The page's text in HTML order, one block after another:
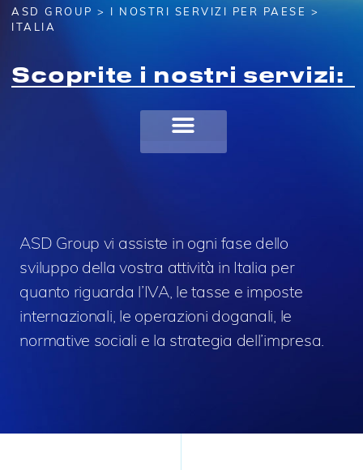
ASD GROUP > I NOSTRI SERVIZI PER PAESE >
ITALIA
Scoprite i nostri servizi:
ASD Group vi assiste in ogni fase dello
sviluppo della vostra attività in Italia per
quanto riguarda l’IVA, le tasse e imposte
internazionali, le operazioni doganali, le
normative sociali e la strategia dell’impresa.